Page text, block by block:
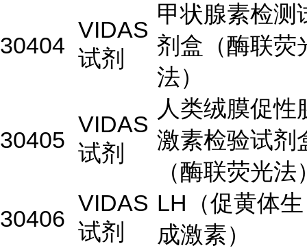
30404
VIDAS
试剂
甲状腺素检测
剂盒（酶联荧
法）
30405
VIDAS
试剂
人类绒膜促性
激素检验试剂
（酶联荧光法
30406
VIDAS
试剂
LH（促黄体生
成激素）